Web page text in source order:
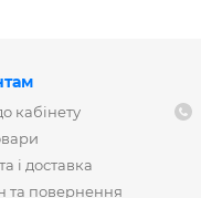
кабінету
і доставка
та повернення